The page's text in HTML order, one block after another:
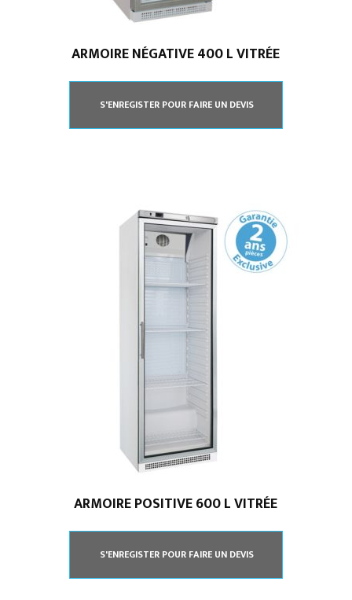
ARMOIRE NÉGATIVE 400 L VITRÉE
S'ENREGISTER POUR FAIRE UN DEVIS
ARMOIRE POSITIVE 600 L VITRÉE
S'ENREGISTER POUR FAIRE UN DEVIS